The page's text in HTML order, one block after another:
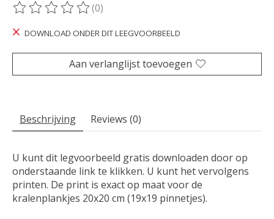
De beoordeling van dit product is
(0)
DOWNLOAD ONDER DIT LEEGVOORBEELD
Aan verlanglijst toevoegen
Beschrijving Reviews (0)
U kunt dit legvoorbeeld gratis downloaden door op
onderstaande link te klikken. U kunt het vervolgens
printen. De print is exact op maat voor de
kralenplankjes 20x20 cm (19x19 pinnetjes).